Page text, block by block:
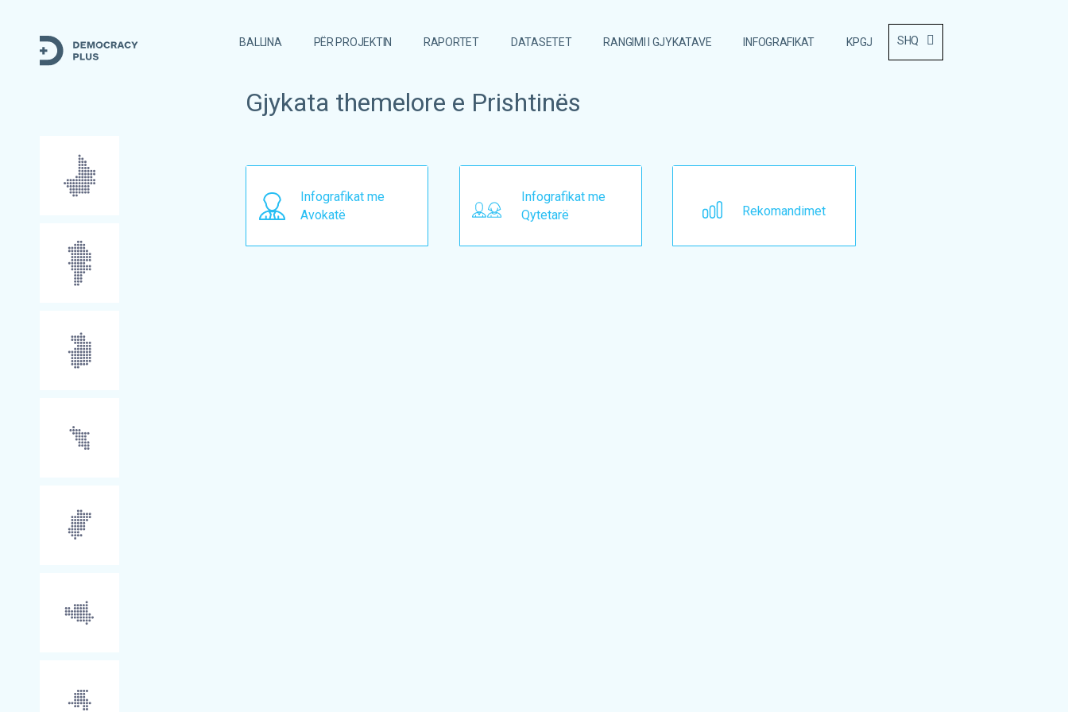
BALLINA PËR PROJEKTIN RAPORTET DATASETET RANGIMI I GJYKATAVE INFOGRAFIKAT KPGJ SHQ
Gjykata themelore e Prishtinës
Infografikat me
Avokatë
Infografikat me
Qytetarë
Rekomandimet